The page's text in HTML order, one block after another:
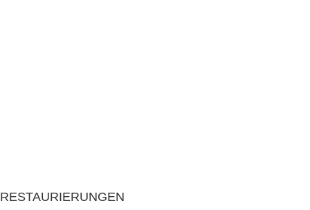
RESTAURIERUNGEN